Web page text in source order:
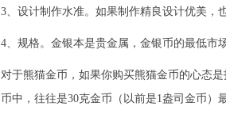
3、设计制作水准。如果制作精良设计优美，
4、规格。金银本是贵金属，金银币的最低市
对于熊猫金币，如果你购买熊猫金币的心态
币中，往往是30克金币（以前是1盎司金币